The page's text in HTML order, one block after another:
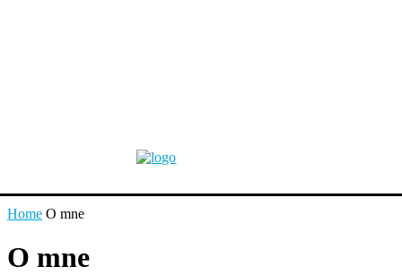
Home O mne
O mne